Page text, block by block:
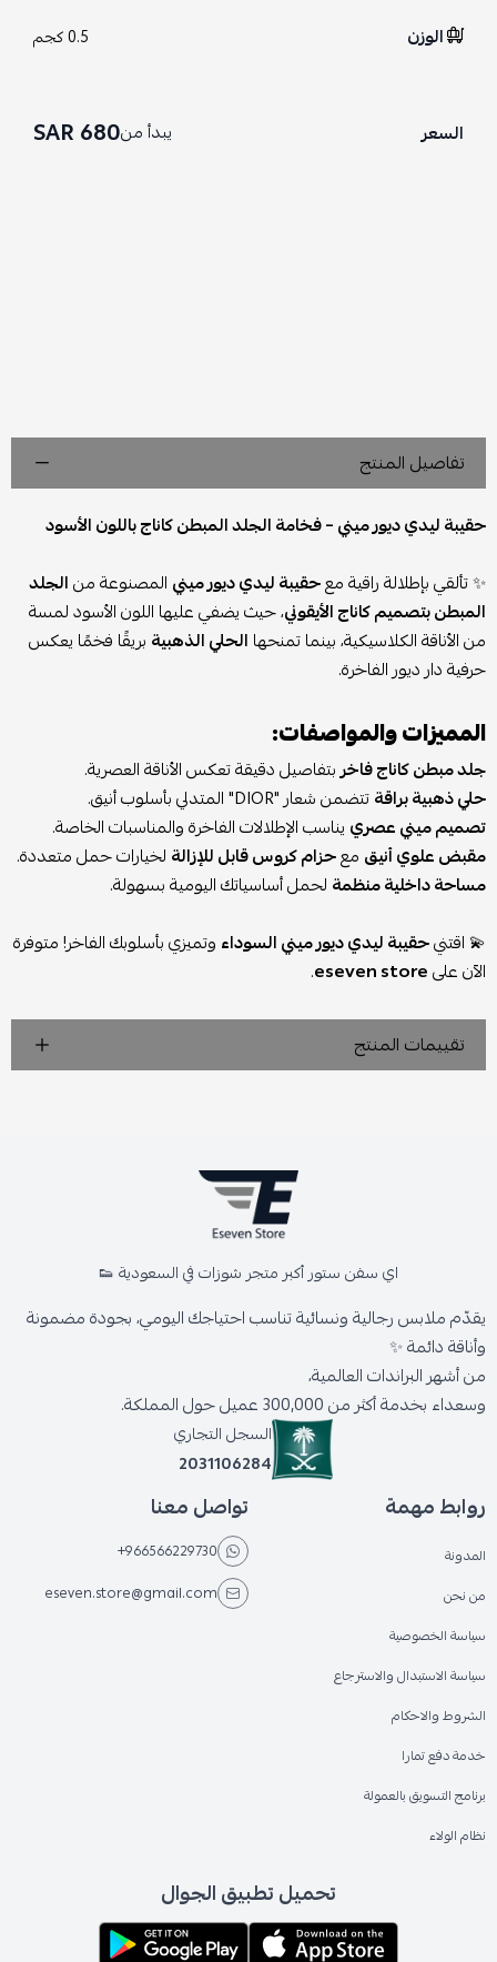
الوزن 0.5 كجم
السعر يبدأ من680 SAR
تفاصيل المنتج
حقيبة ليدي ديور ميني – فخامة الجلد المبطن كاناج باللون الأسود
✨ تألقي بإطلالة راقية معحقيبة ليدي ديور ميني المصنوعة منالجلد
المبطن بتصميم كاناج الأيقوني، حيث يضفي عليها اللون الأسود لمسة
من الأناقة الكلاسيكية، بينما تمنحها الحلي الذهبية بريقًا فخمًا يعكس
حرفية دار ديور الفاخرة.
المميزات والمواصفات:
جلد مبطن كاناج فاخربتفاصيل دقيقة تعكس الأناقة العصرية.
حلي ذهبية براقةتتضمن شعار "DIOR" المتدلي بأسلوب أنيق.
تصميم ميني عصري يناسب الإطلالات الفاخرة والمناسبات الخاصة.
مقبض علوي أنيق معحزام كروس قابل للإزالة لخيارات حمل متعددة.
مساحة داخلية منظمة لحمل أساسياتك اليومية بسهولة.
💫 اقتنيحقيبة ليدي ديور ميني السوداء وتميزي بأسلوبك الفاخر! متوفرة
الآن علىeseven store
.
تقييمات المنتج
اي سفن ستور أكبر متجر شوزات في السعودية 👟
يقدّم ملابس رجالية ونسائية تناسب احتياجك اليومي، بجودة مضمونة
وأناقة دائمة ✨
من أشهر البراندات العالمية،
وسعداء بخدمة أكثر من 300,000 عميل حول المملكة.
السجل التجاري
2031106284
روابط مهمة
المدونة
من نحن
سياسة الخصوصية
سياسة الاستبدال والاسترجاع
الشروط والاحكام
خدمة دفع تمارا
برنامج التسويق بالعمولة
نظام الولاء
تواصل معنا
+966566229730
eseven.store@gmail.com
تحميل تطبيق الجوال